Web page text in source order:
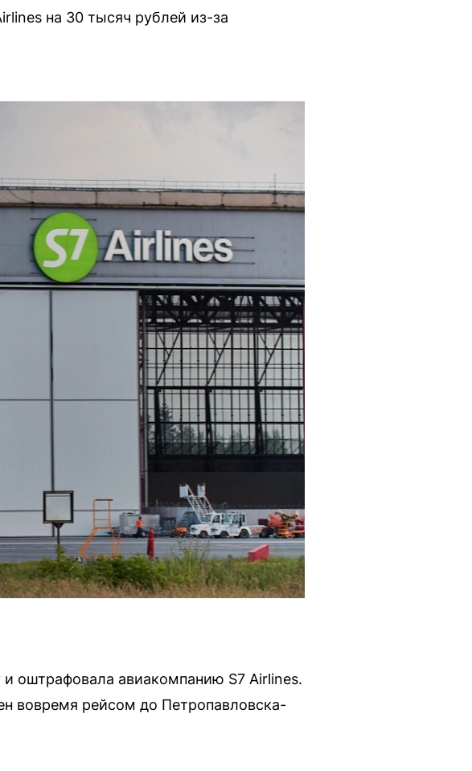
на 30 тысяч рублей из-за
и оштрафовала авиакомпанию S7 Airlines.
вовремя рейсом до Петропавловска-